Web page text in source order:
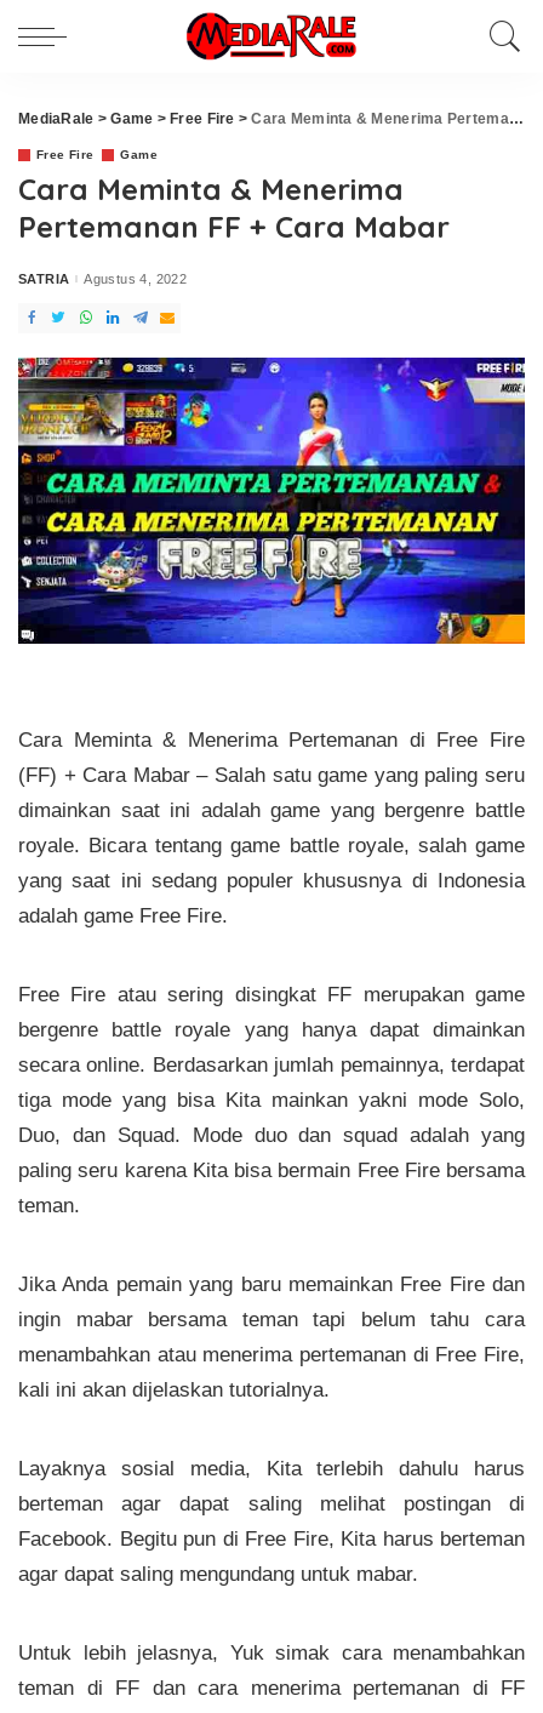
MediaRale >Game > Free Fire >Cara Meminta & Menerima Pertemanan FF + Cara Mabar
Free Fire Game
Cara Meminta & Menerima
Pertemanan FF + Cara Mabar
Posted
SATRIA Agustus 4, 2022
Cara Meminta & Menerima Pertemanan di Free Fire
(FF) + Cara Mabar – Salah satu game yang paling seru
dimainkan saat ini adalah game yang bergenre battle
royale. Bicara tentang game battle royale, salah game
yang saat ini sedang populer khususnya di Indonesia
adalah game Free Fire.
Free Fire atau sering disingkat FF merupakan game
bergenre battle royale yang hanya dapat dimainkan
secara online. Berdasarkan jumlah pemainnya, terdapat
tiga mode yang bisa Kita mainkan yakni mode Solo,
Duo, dan Squad. Mode duo dan squad adalah yang
paling seru karena Kita bisa bermain Free Fire bersama
teman.
Jika Anda pemain yang baru memainkan Free Fire dan
ingin mabar bersama teman tapi belum tahu cara
menambahkan atau menerima pertemanan di Free Fire,
kali ini akan dijelaskan tutorialnya.
Layaknya sosial media, Kita terlebih dahulu harus
berteman agar dapat saling melihat postingan di
Facebook. Begitu pun di Free Fire, Kita harus berteman
agar dapat saling mengundang untuk mabar.
Untuk lebih jelasnya, Yuk simak cara menambahkan
teman di FF dan cara menerima pertemanan di FF